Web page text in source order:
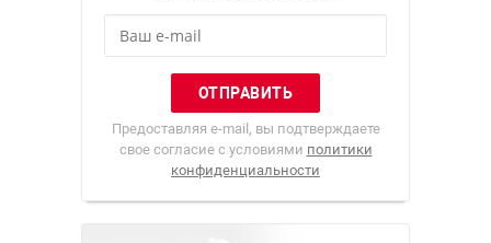
Предоставляя e-mail, вы подтверждаете
свое согласие с условиями политики
конфиденциальности